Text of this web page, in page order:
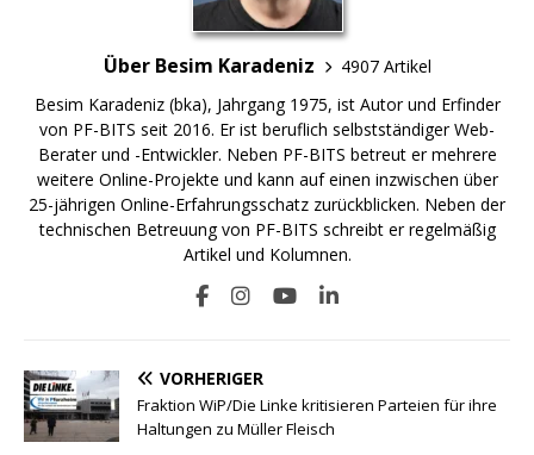
Über Besim Karadeniz
4907 Artikel
Besim Karadeniz (bka), Jahrgang 1975, ist Autor und Erfinder
von PF-BITS seit 2016. Er ist beruflich selbstständiger Web-
Berater und -Entwickler. Neben PF-BITS betreut er mehrere
weitere Online-Projekte und kann auf einen inzwischen über
25-jährigen Online-Erfahrungsschatz zurückblicken. Neben der
technischen Betreuung von PF-BITS schreibt er regelmäßig
Artikel und Kolumnen.
VORHERIGER
Fraktion WiP/Die Linke kritisieren Parteien für ihre
Haltungen zu Müller Fleisch